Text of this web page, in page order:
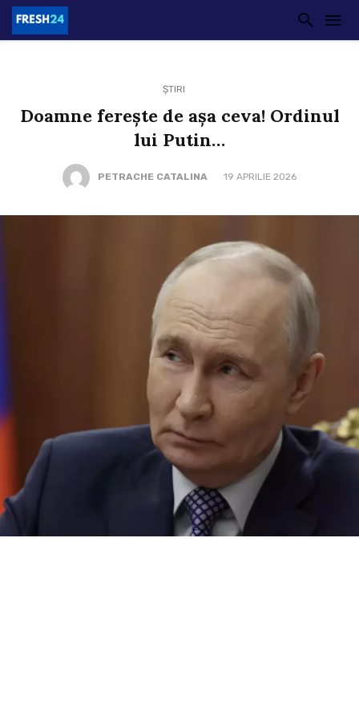
ȘTIRI
Doamne ferește de așa ceva! Ordinul
lui Putin…
PETRACHE CATALINA 19 APRILIE 2026